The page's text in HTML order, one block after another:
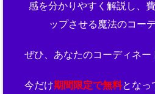
感を分かりやすく解説し、
ップさせる魔法のコー
ぜひ、あなたのコーディネー
今だけ期間限定で無料となっ